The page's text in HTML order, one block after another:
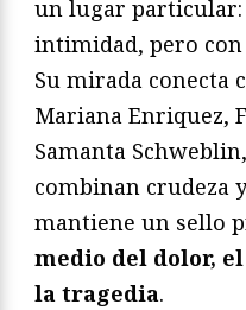
un lugar particular:
intimidad, pero
Su mirada conecta
Mariana Enriquez,
Samanta
combinan crudeza
mantiene un sello
medio del dolor,
la tragedia.